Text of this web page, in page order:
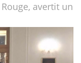
avertit un